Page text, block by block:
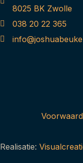
8025 BK Zwolle
038 20 22 365
Realisatie: